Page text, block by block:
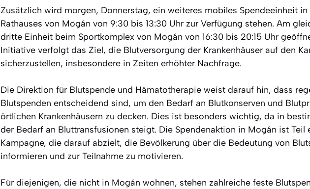
Zusätzlich wird morgen, Donnerstag, ein weiteres mobiles Spendeeinheit in
Rathauses von Mogán von 9:30 bis 13:30 Uhr zur Verfügung stehen. Am
dritte Einheit beim Sportkomplex von Mogán von 16:30 bis 20:15 Uhr
Initiative verfolgt das Ziel, die Blutversorgung der Krankenhäuser auf den
sicherzustellen, insbesondere in Zeiten erhöhter Nachfrage.
Die Direktion für Blutspende und Hämatotherapie weist darauf hin, dass
Blutspenden entscheidend sind, um den Bedarf an Blutkonserven und
örtlichen Krankenhäusern zu decken. Dies ist besonders wichtig, da in
der Bedarf an Bluttransfusionen steigt. Die Spendenaktion in Mogán ist Teil
Kampagne, die darauf abzielt, die Bevölkerung über die Bedeutung von
informieren und zur Teilnahme zu motivieren.
Für diejenigen, die nicht in Mogán wohnen, stehen zahlreiche feste